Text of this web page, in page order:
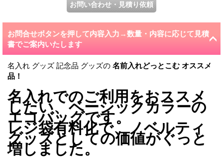
お問合せボタンを押して内容入力→数量・内容に応じて見積
書でご案内いたします
名入れ グッズ 記念品 グッズの 名前入れどっとこむ オススメ
品！
名入れでのご利用をおススメ
したい、ベーシックカラーの
エコバッグです。
レジ袋有料化で、ノベルティ
グッズとしての価値がぐっと
増しました。